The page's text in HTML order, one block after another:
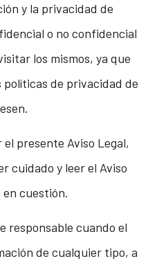
y la privacidad de
o no confidencial
los mismos, ya que
de privacidad de
presente Aviso Legal,
cuidado y leer el Aviso
en cuestión.
responsable cuando el
de cualquier tipo, a